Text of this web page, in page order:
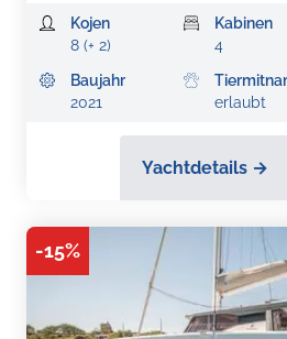
Kojen
8 (+ 2)
Kabinen
4
Baujahr
2021
erlaubt
Yachtdetails →
-15%